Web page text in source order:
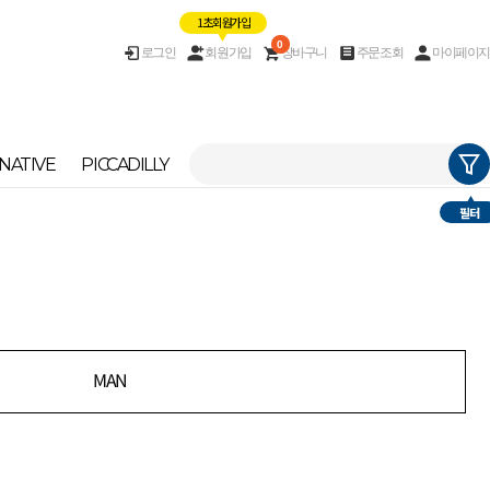
로그인 회원가입
1초 회원가입
장바구니
0
주문조회 마이페이지
NATIVE PICCADILLY
필터
MAN